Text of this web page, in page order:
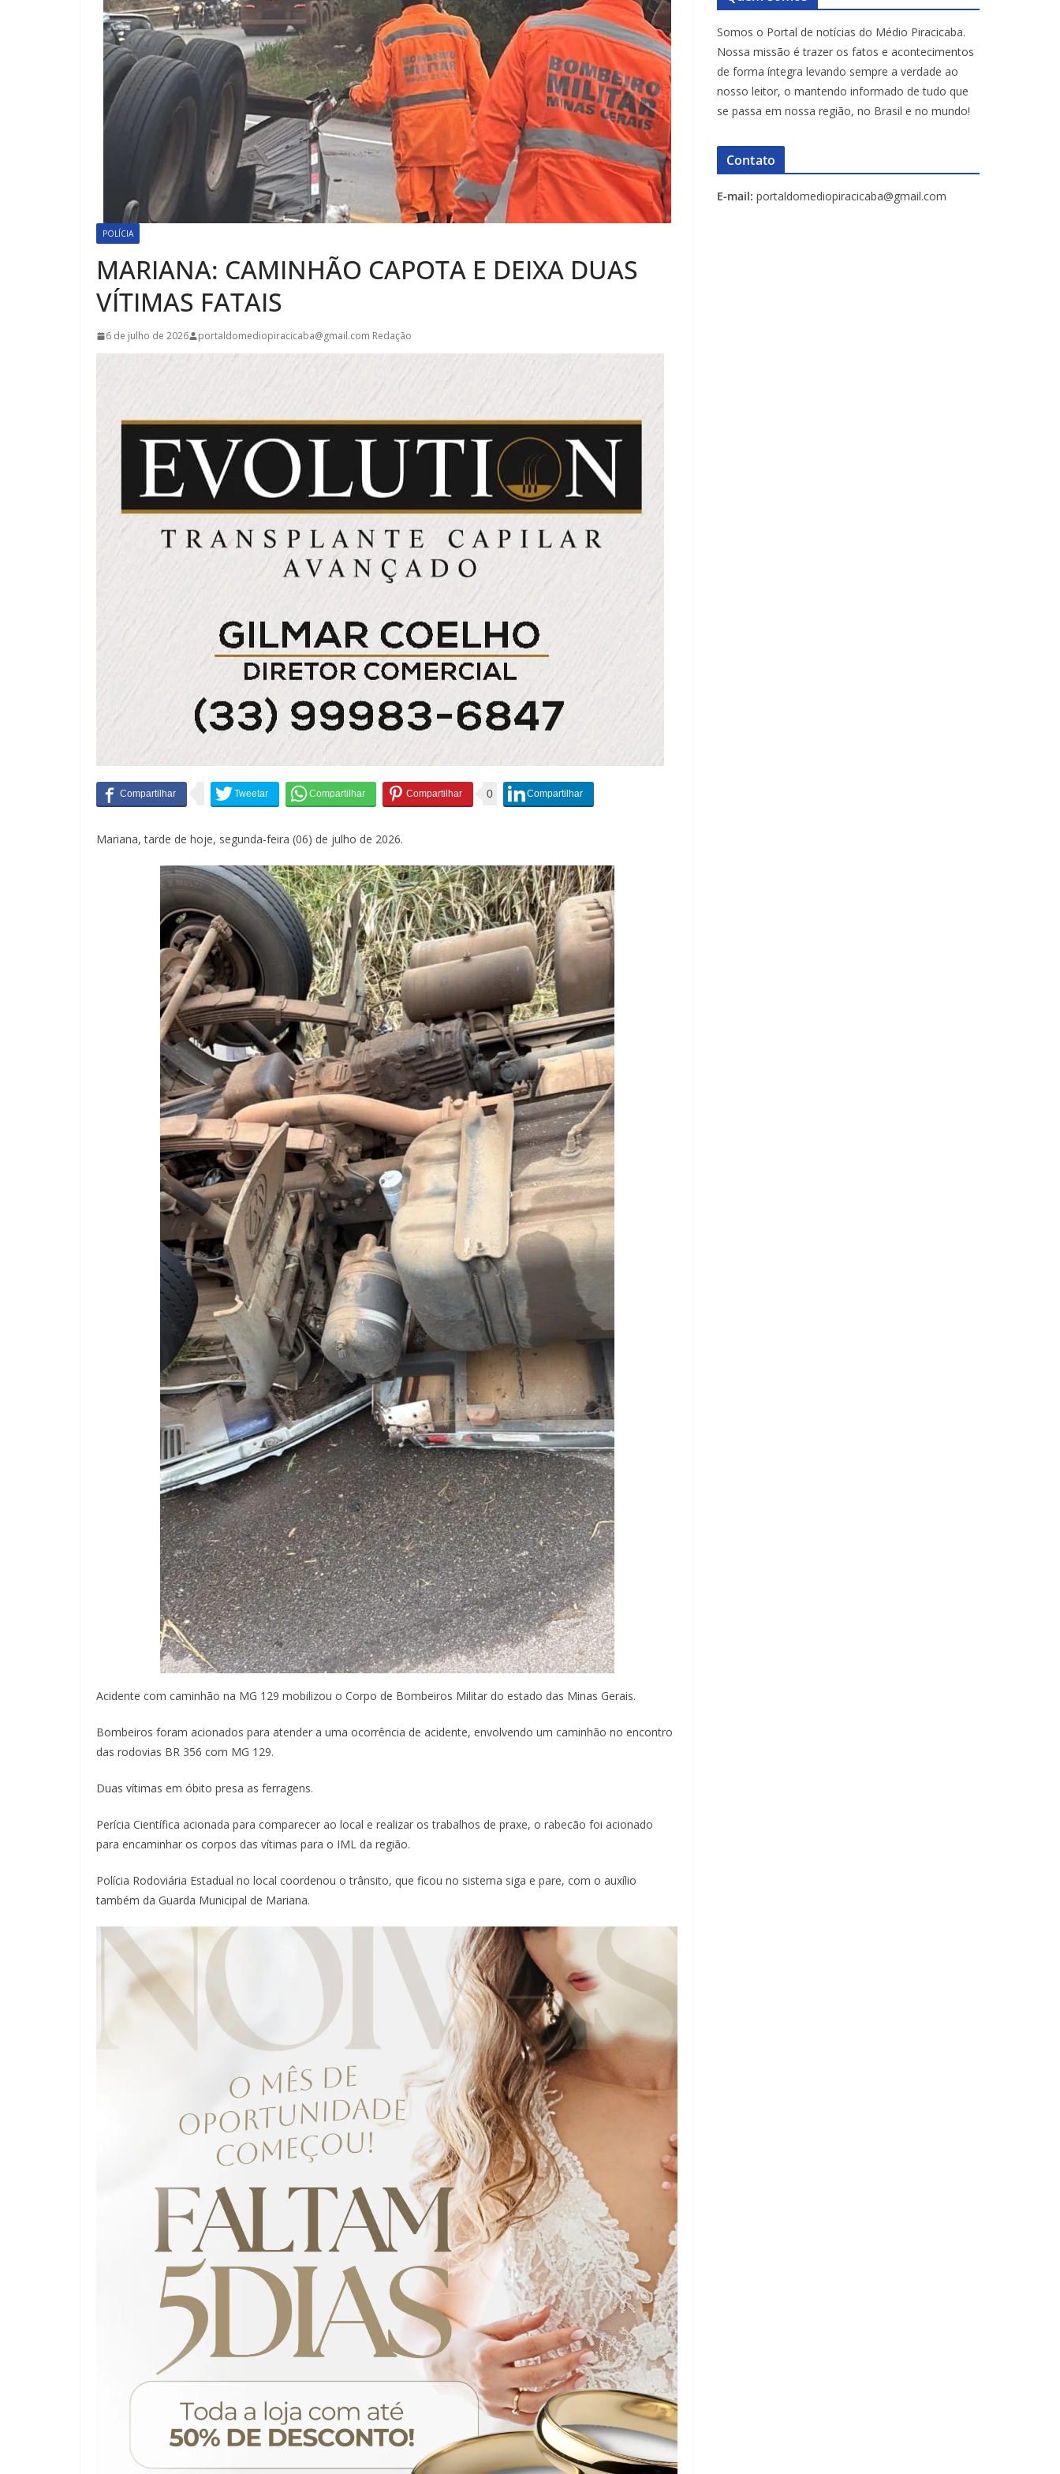
POLÍCIA
MARIANA: CAMINHÃO CAPOTA E DEIXA DUAS
VÍTIMAS FATAIS
6 de julho de 2026 portaldomediopiracicaba@gmail.com Redação
0
Mariana, tarde de hoje, segunda-feira (06) de julho de 2026.
Acidente com caminhão na MG 129 mobilizou o Corpo de Bombeiros Militar do estado das Minas Gerais.
Bombeiros foram acionados para atender a uma ocorrência de acidente, envolvendo um caminhão no encontro
das rodovias BR 356 com MG 129.
Duas vítimas em óbito presa as ferragens.
Perícia Científica acionada para comparecer ao local e realizar os trabalhos de praxe, o rabecão foi acionado
para encaminhar os corpos das vítimas para o IML da região.
Polícia Rodoviária Estadual no local coordenou o trânsito, que ficou no sistema siga e pare, com o auxílio
também da Guarda Municipal de Mariana.
Somos o Portal de notícias do Médio Piracicaba.
Nossa missão é trazer os fatos e acontecimentos
de forma íntegra levando sempre a verdade ao
nosso leitor, o mantendo informado de tudo que
se passa em nossa região, no Brasil e no mundo!
Contato
E-mail: portaldomediopiracicaba@gmail.com